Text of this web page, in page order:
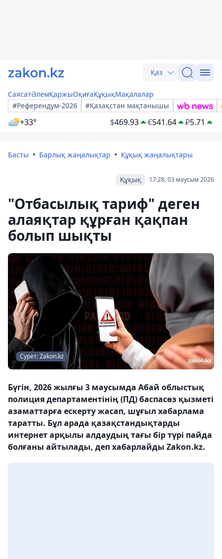
Қаз
СаясатӘлемҚаржыОқиғаҚұқықМақалалар
#Референдум-2026
#Қазақстан мақтанышы
+33° $469.93 €541.64 ₽5.71
Басты Барлық жаңалықтар Құқық жаңалықтары
17:28, 03 маусым 2026
Құқық
"Отбасылық тариф" деген
алаяқтар құрған қақпан
болып шықты
Сурет: Zakon.kz
Бүгін, 2026 жылғы 3 маусымда Абай облыстық
полиция департаментінің (ПД) баспасөз қызметі
азаматтарға ескерту жасап, шұғыл хабарлама
таратты. Бұл арада қазақстандықтарды
интернет арқылы алдаудың тағы бір түрі пайда
болғаны айтылады, деп хабарлайды Zakon.kz.